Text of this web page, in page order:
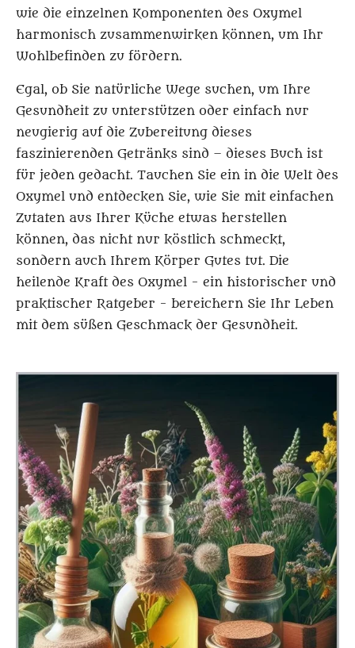
wie die einzelnen Komponenten des Oxymel
harmonisch zusammenwirken können, um Ihr
Wohlbefinden zu fördern.
Egal, ob Sie natürliche Wege suchen, um Ihre
Gesundheit zu unterstützen oder einfach nur
neugierig auf die Zubereitung dieses
faszinierenden Getränks sind – dieses Buch ist
für jeden gedacht. Tauchen Sie ein in die Welt des
Oxymel und entdecken Sie, wie Sie mit einfachen
Zutaten aus Ihrer Küche etwas herstellen
können, das nicht nur köstlich schmeckt,
sondern auch Ihrem Körper Gutes tut. Die
heilende Kraft des Oxymel - ein historischer und
praktischer Ratgeber - bereichern Sie Ihr Leben
mit dem süßen Geschmack der Gesundheit.